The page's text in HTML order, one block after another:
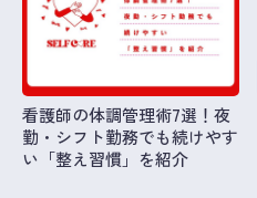
看護師の体調管理術7選！夜
勤・シフト勤務でも続けやす
い「整え習慣」を紹介